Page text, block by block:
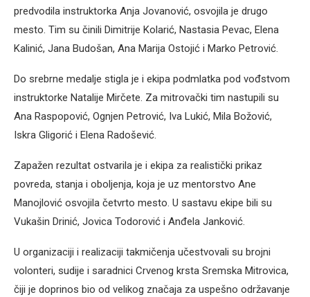
predvodila instruktorka Anja Jovanović, osvojila je drugo
mesto. Tim su činili Dimitrije Kolarić, Nastasia Pevac, Elena
Kalinić, Jana Budošan, Ana Marija Ostojić i Marko Petrović.
Do srebrne medalje stigla je i ekipa podmlatka pod vođstvom
instruktorke Natalije Mirčete. Za mitrovački tim nastupili su
Ana Raspopović, Ognjen Petrović, Iva Lukić, Mila Božović,
Iskra Gligorić i Elena Radošević.
Zapažen rezultat ostvarila je i ekipa za realistički prikaz
povreda, stanja i oboljenja, koja je uz mentorstvo Ane
Manojlović osvojila četvrto mesto. U sastavu ekipe bili su
Vukašin Drinić, Jovica Todorović i Anđela Janković.
U organizaciji i realizaciji takmičenja učestvovali su brojni
volonteri, sudije i saradnici Crvenog krsta Sremska Mitrovica,
čiji je doprinos bio od velikog značaja za uspešno održavanje